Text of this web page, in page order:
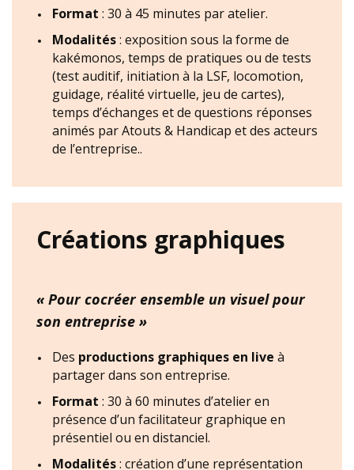
Format : 30 à 45 minutes par atelier.
Modalités: exposition sous la forme de
kakémonos, temps de pratiques ou de tests
(test auditif, initiation à la LSF, locomotion,
guidage, réalité virtuelle, jeu de cartes),
temps d’échanges et de questions réponses
animés par Atouts & Handicap et des acteurs
de l’entreprise..
Créations graphiques
« Pour cocréer ensemble un visuel pour
son entreprise »
Des productions graphiques en live à
partager dans son entreprise.
Format : 30 à 60 minutes d’atelier en
présence d’un facilitateur graphique en
présentiel ou en distanciel.
Modalités: création d’une représentation